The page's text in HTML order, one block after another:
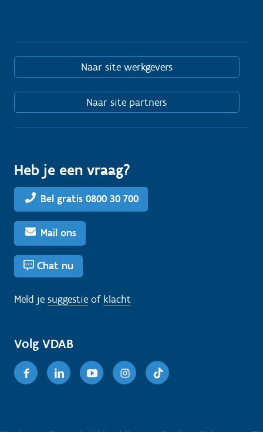
Naar site werkgevers
Naar site partners
Heb je een vraag?
Bel gratis 0800 30 700
Mail ons
Chat nu
Meld je suggestie of klacht
Volg VDAB
FacebookLinkedinYoutubeInstagram